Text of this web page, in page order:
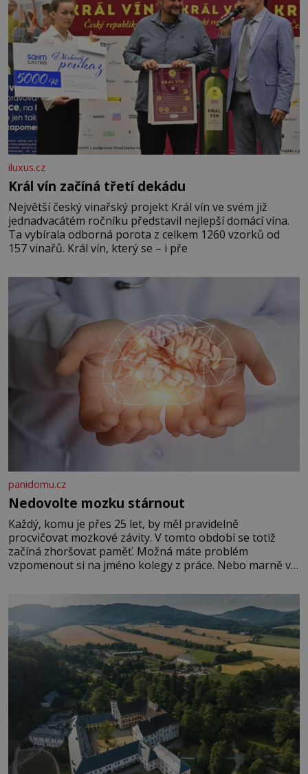
iluxus.cz
Král vín začíná třetí dekádu
Největší český vinařský projekt Král vín ve svém již
jednadvacátém ročníku představil nejlepší domácí vína.
Ta vybírala odborná porota z celkem 1260 vzorků od
157 vinařů. Král vín, který se – i pře
panidomu.cz
Nedovolte mozku stárnout
Každý, komu je přes 25 let, by měl pravidelně
procvičovat mozkové závity. V tomto období se totiž
začíná zhoršovat paměť. Možná máte problém
vzpomenout si na jméno kolegy z práce. Nebo marně v
Je to opravdu tak, s věkem jako kdyby se paměť
rozhodla stávkovat. Cvičte